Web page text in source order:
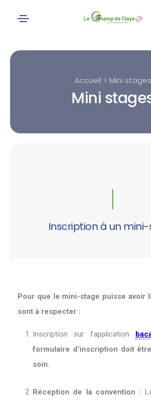
Accueil > Mini stages
Mini
Inscription à un
Pour que le mini-stage puisse avoir
sont à respecter :
Inscription sur l’application
formulaire d’inscription doit
soin.
Réception de la convention :